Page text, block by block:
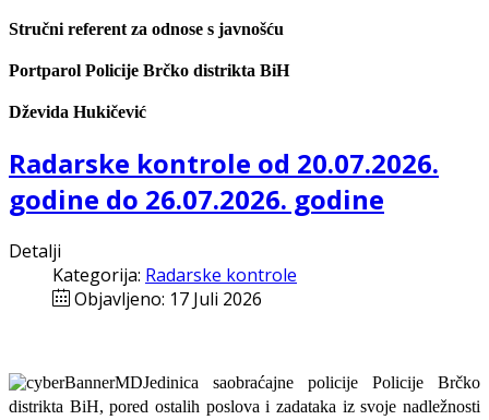
Stručni referent za odnose s javnošću
Portparol Policije Brčko distrikta BiH
Dževida Hukičević
Radarske kontrole od 20.07.2026.
godine do 26.07.2026. godine
Detalji
Kategorija: Radarske kontrole
Objavljeno: 17 Juli 2026
Jedinica saobraćajne policije Policije Brčko
distrikta BiH, pored ostalih poslova i zadataka iz svoje nadležnosti